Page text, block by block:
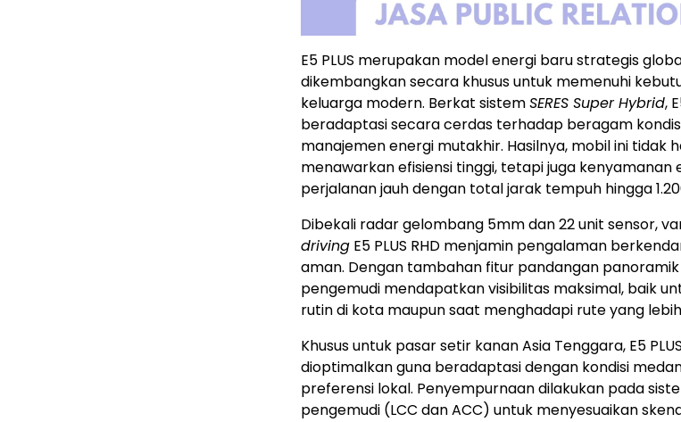
E5 PLUS merupakan model energi baru strategis
dikembangkan secara khusus untuk memenuhi
keluarga modern. Berkat sistemSERES Super Hybrid,
beradaptasi secara cerdas terhadap beragam
manajemen energi mutakhir. Hasilnya, mobil ini tidak
menawarkan efisiensi tinggi, tetapi juga kenyamanan
perjalanan jauh dengan total jarak tempuh hingga
Dibekali radar gelombang 5mm dan 22 unit sensor,
driving E5 PLUS RHD menjamin pengalaman
aman. Dengan tambahan fitur pandangan
pengemudi mendapatkan visibilitas maksimal, baik
rutin di kota maupun saat menghadapi rute yang
Khusus untuk pasar setir kanan Asia Tenggara, E5
dioptimalkan guna beradaptasi dengan kondisi
preferensi lokal. Penyempurnaan dilakukan pada
pengemudi (LCC dan ACC) untuk menyesuaikan